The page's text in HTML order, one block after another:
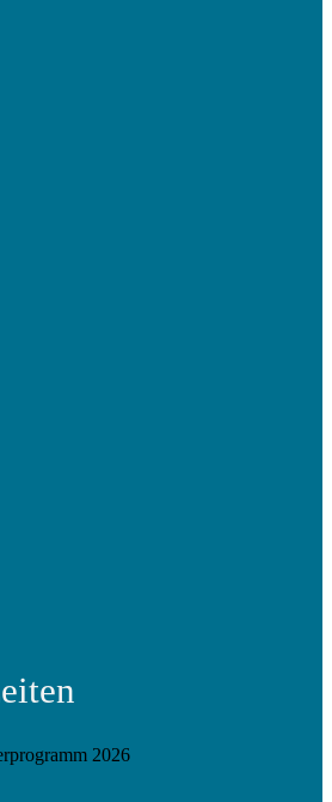
2026